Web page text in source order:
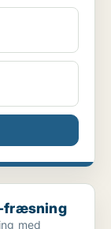
fræsning
med